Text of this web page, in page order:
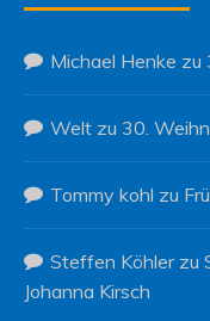
Michael Henke zu
Welt zu 30.
Tommy kohl zu
Steffen Köhlerzu
Johanna Kirsch